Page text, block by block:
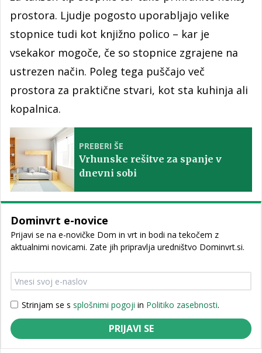
prostora. Ljudje pogosto uporabljajo velike
stopnice tudi kot knjižno polico – kar je
vsekakor mogoče, če so stopnice zgrajene na
ustrezen način. Poleg tega puščajo več
prostora za praktične stvari, kot sta kuhinja ali
kopalnica.
PREBERI ŠE
Vrhunske rešitve za spanje v
dnevni sobi
Dominvrt e-novice
Prijavi se na e-novičke Dom in vrt in bodi na tekočem z
aktualnimi novicami. Zate jih pripravlja uredništvo Dominvrt.si.
Strinjam se s splošnimi pogoji in Politiko zasebnosti.
PRIJAVI SE